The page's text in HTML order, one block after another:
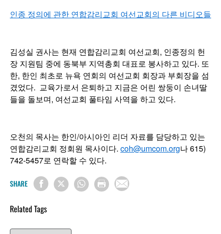
인종 정의에 관한 연합감리교회 여선교회의 다른 비디오들
김성실 권사는 현재 연합감리교회 여선교회, 인종정의 헌
장 지원팀 중에 동북부 지역총회 대표로 봉사하고 있다. 또
한, 한인 최초로 뉴욕 연회의 여선교회 회장과 부회장을 섬
겼었다. 교육가로서 은퇴하고 지금은 어린 쌍둥이 손녀딸
들을 돌보며, 여선교회 풀타임 사역을 하고 있다.
오천의 목사는 한인/아시아인 리더 자료를 담당하고 있는
연합감리교회 정회원 목사이다. coh@umcom.org나 615)
742-5457로 연락할 수 있다.
SHARE
Related Tags